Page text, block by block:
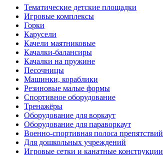
Тематические детские площадки
Игровые комплексы
Горки
Карусели
Качели маятниковые
Качалки-балансиры
Качалки на пружине
Песочницы
Машинки, кораблики
Резиновые малые формы
Спортивное оборудование
Тренажёры
Оборудование для воркаут
Оборудование для параворкаут
Военно-спортивная полоса препятствий
Для дошкольных учреждений
Игровые сетки и канатные конструкции